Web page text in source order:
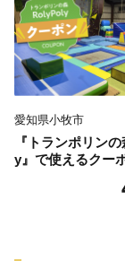
愛知県小牧市
『トランポリン
y』で使えるクー